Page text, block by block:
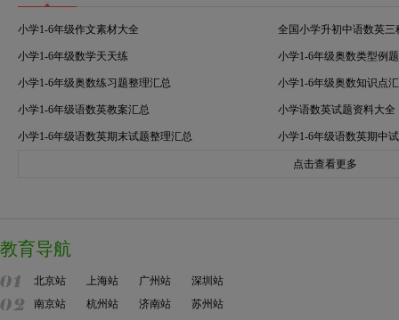
小学1-6年级作文素材大全 全国小学升初中语数英三
小学1-6年级数学天天练 小学1-6年级奥数类型例
小学1-6年级奥数练习题整理汇总 小学1-6年级奥数知识点
小学1-6年级语数英教案汇总 小学语数英试题资料大全
小学1-6年级语数英期末试题整理汇总 小学1-6年级语数英期中
点击查看更多
教育导航
北京站 上海站 广州站
深圳站
南京站
杭州站 济南站
苏州站